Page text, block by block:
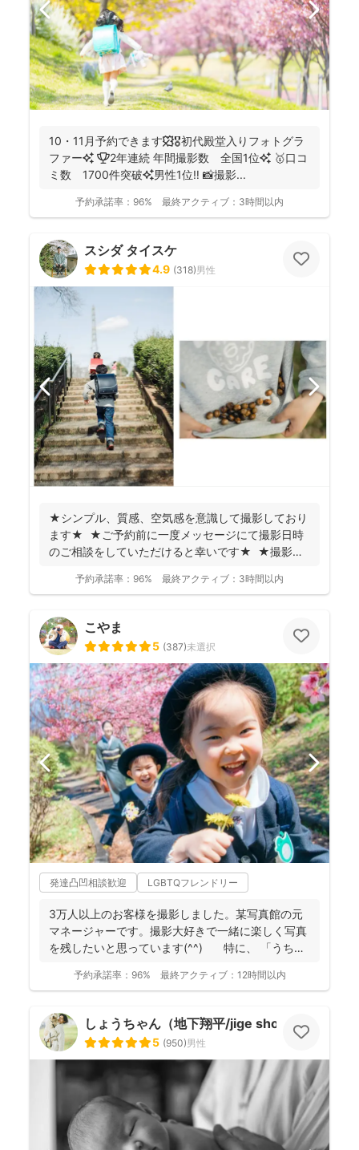
10・11月予約できます🍁🎖初代殿堂入りフォトグラ
ファー✨ 🏆2年連続 年間撮影数 全国1位✨ 🥇口コ
ミ数 1700件突破✨男性1位‼️ 📸撮影...
予約承諾率： 96% 最終アクティブ： 3時間以内
スシダ タイスケ
4.9 (318)男性
★シンプル、質感、空気感を意識して撮影しており
ます★ ★ご予約前に一度メッセージにて撮影日時
のご相談をしていただけると幸いです★ ★撮影に
予約承諾率： 96% 最終アクティブ： 3時間以内
こやま
5 (387)未選択
発達凸凹相談歓迎 LGBTQフレンドリー
3万人以上のお客様を撮影しました。某写真館の元
マネージャーです。撮影大好きで一緒に楽しく写真
を残したいと思っています(^^) 特に、 「うち
予約承諾率： 96% 最終アクティブ： 12時間以内
しょうちゃん（地下翔平/jige shohe）
5 (950)男性